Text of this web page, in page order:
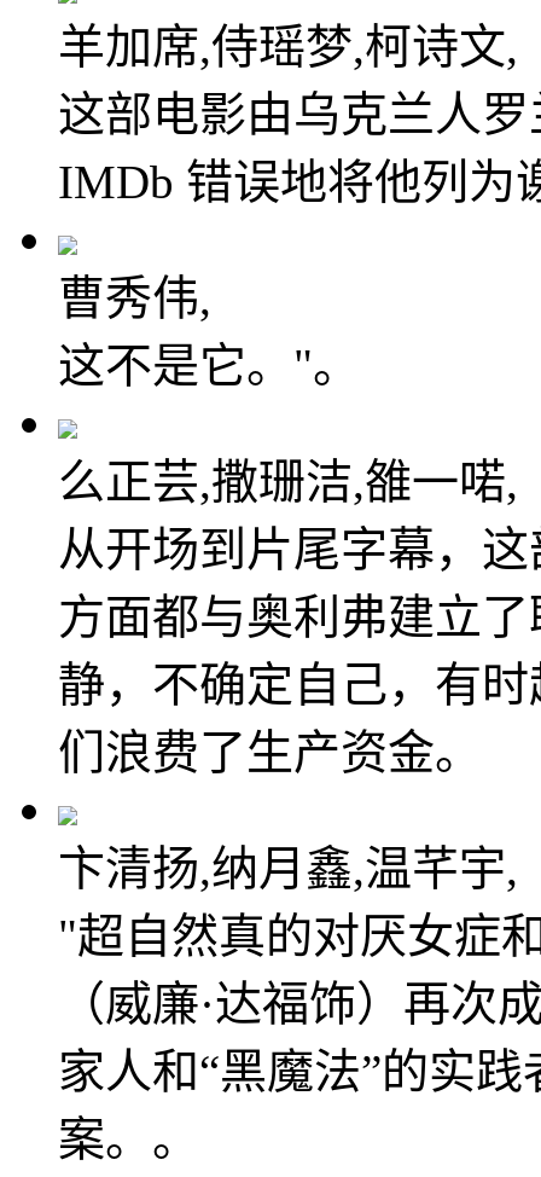
羊加席,侍瑶梦,柯诗文,
这部电影由乌克兰人
IMDb 错误地将他列为
曹秀伟,
这不是它。"。
么正芸,撒珊洁,雒一喏,
从开场到片尾字幕，
方面都与奥利弗建立
静，不确定自己，有
们浪费了生产资金。
卞清扬,纳月鑫,温芊宇,
"超自然真的对厌女症
（威廉·达福饰）再次
家人和“黑魔法”的实
案。。